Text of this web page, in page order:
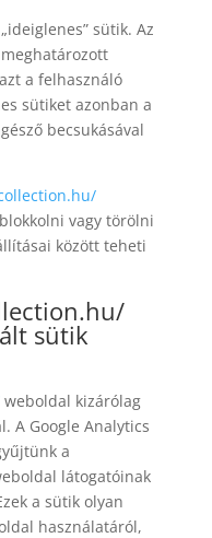
sütik. Az
a felhasználó
sütiket azonban a
becsukásával
vagy törölni
között teheti
sütik
weboldal kizárólag
A Google Analytics
a
látogatóinak
a sütik olyan
használatáról,